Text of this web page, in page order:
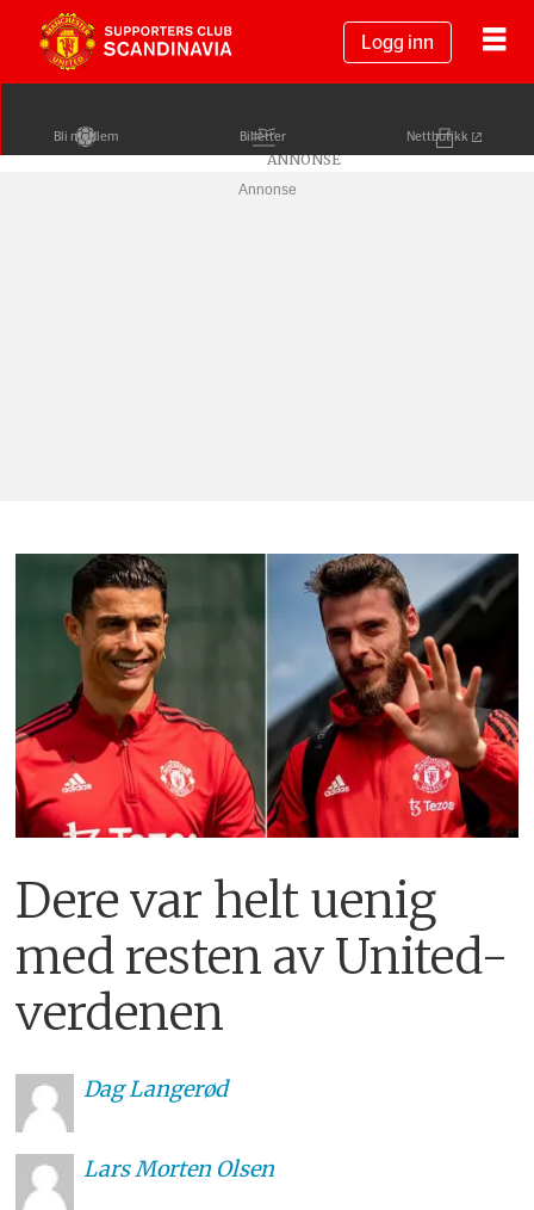
Logg inn
Bli medlem Billetter Nettbutikk
Annonse
Dere var helt uenig
med resten av United-
verdenen
DagLangerød
LarsMorten Olsen